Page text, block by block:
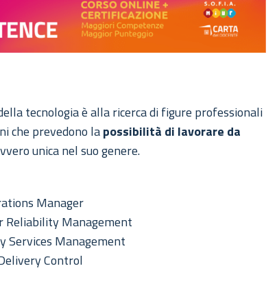
tecnologia è alla ricerca di figure professionali
che prevedono lapossibilità di lavorare da
unica nel suo genere.
Manager
Reliability Management
Services Management
Control